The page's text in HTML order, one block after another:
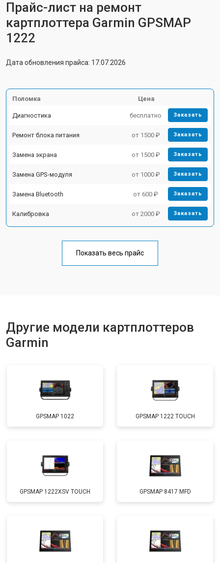
Прайс-лист на ремонт
картплоттера Garmin GPSMAP
1222
Дата обновления прайса: 17.07.2026
Поломка Цена
Диагностика бесплатно Заказать
Ремонт блока питания от 1500 ₽ Заказать
Замена экрана от 1500 ₽ Заказать
Замена GPS-модуля от 1000 ₽ Заказать
Замена Bluetooth от 600 ₽ Заказать
Калибровка от 2000 ₽ Заказать
Показать весь прайс
Другие модели картплоттеров
Garmin
GPSMAP 1022 GPSMAP 1222 TOUCH
GPSMAP 1222XSV TOUCH GPSMAP 8417 MFD